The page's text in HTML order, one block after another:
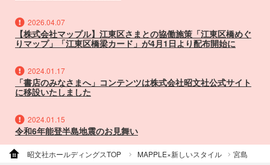
2026.04.07
【株式会社マップル】江東区さまとの協働施策「江東区橋めぐ
りマップ」「江東区橋梁カード」が4月1日より配布開始に
2024.01.17
「書店のみなさまへ」コンテンツは株式会社昭文社公式サイト
に移設いたしました
2024.01.15
令和6年能登半島地震のお見舞い
昭文社ホールディングスTOP MAPPLE×新しいスタイル 宮島